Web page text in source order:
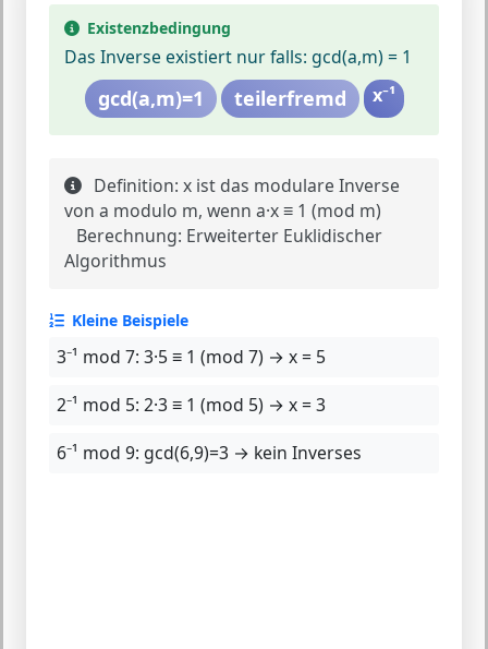
Existenzbedingung
Das Inverse existiert nur falls: gcd(a,m) = 1
gcd(a,m)=1 teilerfremd x⁻¹
Definition: x ist das modulare Inverse
von a modulo m, wenn a·x ≡ 1 (mod m)
Berechnung: Erweiterter Euklidischer
Algorithmus
Kleine Beispiele
3⁻¹ mod 7: 3·5 ≡ 1 (mod 7) → x = 5
2⁻¹ mod 5: 2·3 ≡ 1 (mod 5) → x = 3
6⁻¹ mod 9: gcd(6,9)=3 → kein Inverses